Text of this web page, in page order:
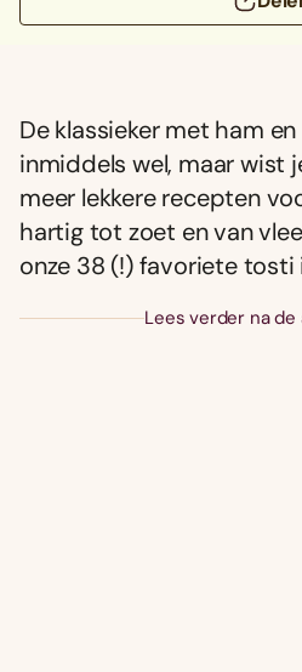
De klassieker met ham
inmiddels wel, maar wist
meer lekkere recepten
hartig tot zoet en van
onze 38 (!) favoriete tosti
Lees verder na